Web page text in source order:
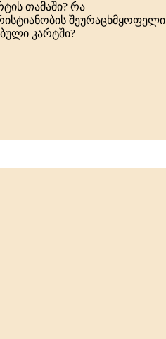
თამაში? რა
შეურაცხმყოფელი
კარტში?